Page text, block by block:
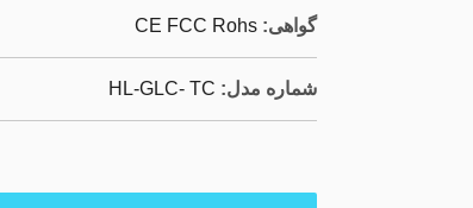
گواهی: CE FCC Rohs
شماره مدل: HL-GLC- TC